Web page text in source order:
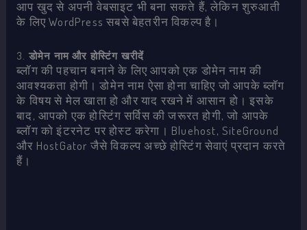
आप खुद से अपनी वेबसाइट भी बना सकते हैं, लेकिन शुरुआती
के लिए WordPress सबसे बेहतरीन विकल्प है।
3. डोमेन नाम और होस्टिंग खरीदें
ब्लॉग की पहचान बनाने के लिए आपको एक डोमेन नाम की
आवश्यकता होगी। डोमेन नाम ऐसा होना चाहिए जो आपके ब्लॉग
के विषय से मेल खाता हो और याद रखने में आसान हो। इसके
बाद, आपको एक होस्टिंग सर्विस की जरूरत होगी, जो आपके
ब्लॉग को इंटरनेट पर होस्ट करेगा। Bluehost, SiteGround
और HostGator जैसे विकल्प अच्छे होस्टिंग सेवाएं प्रदान करते
हैं।